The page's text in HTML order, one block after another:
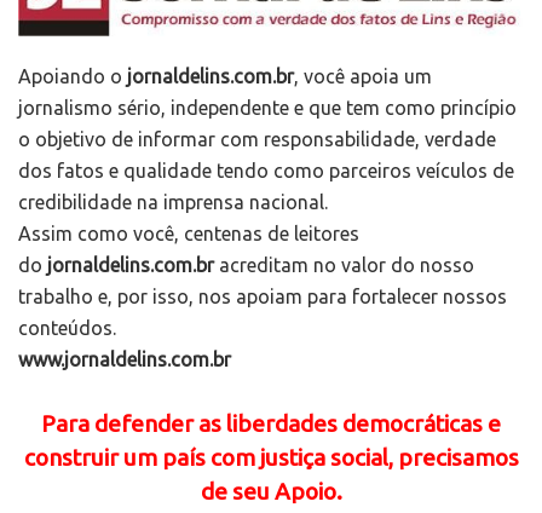
Apoiando o jornaldelins.com.br, você apoia um
jornalismo sério, independente e que tem como princípio
o objetivo de informar com responsabilidade, verdade
dos fatos e qualidade tendo como parceiros veículos de
credibilidade na imprensa nacional.
Assim como você, centenas de leitores
do jornaldelins.com.bracreditam no valor do nosso
trabalho e, por isso, nos apoiam para fortalecer nossos
conteúdos.
www.jornaldelins.com.br
Para defender as liberdades democráticas e
construir um país com justiça social, precisamos
de seu Apoio.